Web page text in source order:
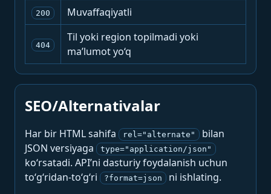
200 Muvaffaqiyatli
404
Til yoki region topilmadi yoki
ma’lumot yo‘q
SEO/Alternativalar
Har bir HTML sahifa rel="alternate"
bilan
JSON versiyaga
type="application/json"
ko‘rsatadi. API’ni dasturiy foydalanish uchun
to‘g‘ridan-to‘g‘ri
?format=json ni ishlating.